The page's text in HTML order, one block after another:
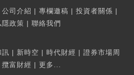
公司介紹 | 專欄邀稿 | 投資者關係 |
隱政策 | 聯絡我們
訊 | 新時空 | 時代財經 | 證券市場周
攬富財經 | 更多...